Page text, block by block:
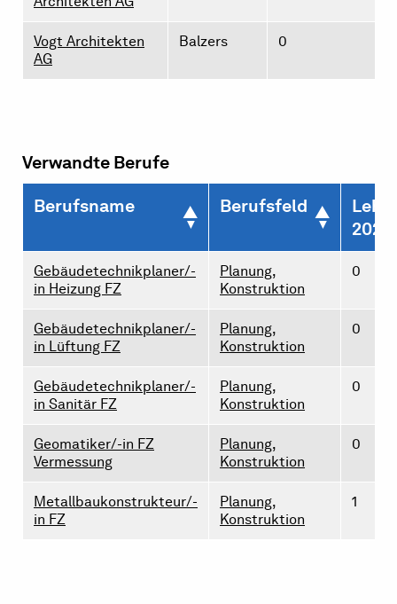
Vogt Architekten
AG
Balzers 0
Verwandte Berufe
Berufsname Berufsfeld
2026
Gebäudetechnikplaner/-
in Heizung FZ
Planung,
Konstruktion
0
Gebäudetechnikplaner/-
in Lüftung FZ
Planung,
Konstruktion
0
Gebäudetechnikplaner/-
in Sanitär FZ
Planung,
Konstruktion
0
Geomatiker/-in FZ
Vermessung
Planung,
Konstruktion
0
Metallbaukonstrukteur/-
in FZ
Planung,
Konstruktion
1